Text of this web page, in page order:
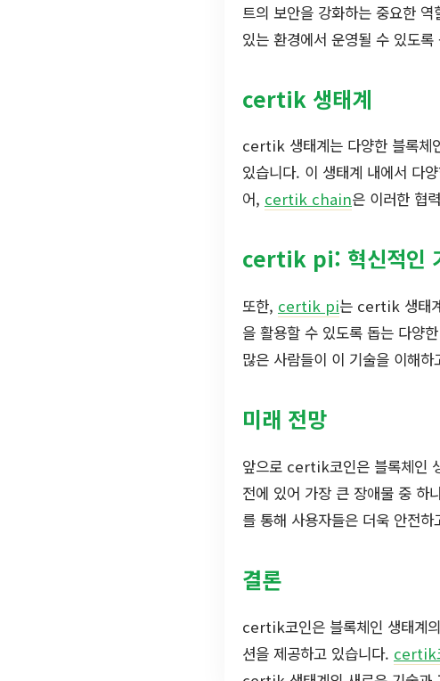
트의 보안을 강화하는 중요한
있는 환경에서 운영될 수 있도
certik 생태계
certik 생태계는 다양한 블록체
있습니다. 이 생태계 내에서 다
어, certik chain은 이러한 협
certik pi: 혁신적인
또한, certik pi는 certik 생태
을 활용할 수 있도록 돕는 다양
많은 사람들이 이 기술을 이해
미래 전망
앞으로 certik코인은 블록체인
전에 있어 가장 큰 장애물 중 하
를 통해 사용자들은 더욱 안전
결론
certik코인은 블록체인 생태계
션을 제공하고 있습니다. certik